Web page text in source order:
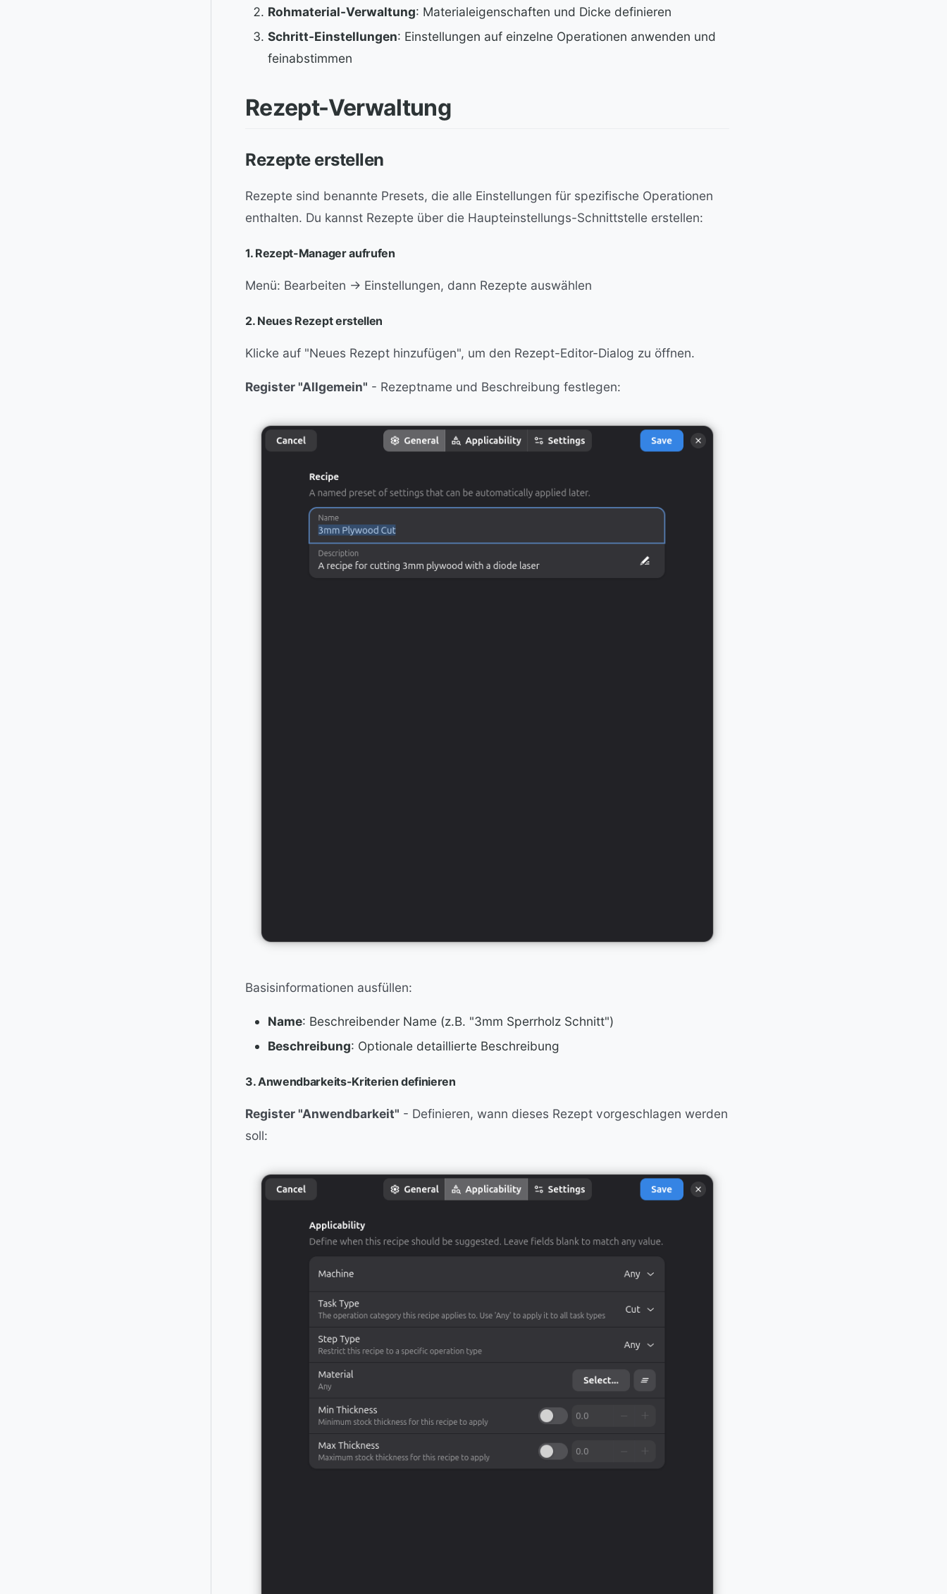
Rohmaterial-Verwaltung: Materialeigenschaften und Dicke definieren
Schritt-Einstellungen: Einstellungen auf einzelne Operationen anwenden und
feinabstimmen
Rezept-Verwaltung
Rezepte erstellen
Rezepte sind benannte Presets, die alle Einstellungen für spezifische Operationen
enthalten. Du kannst Rezepte über die Haupteinstellungs-Schnittstelle erstellen:
1. Rezept-Manager aufrufen
Menü: Bearbeiten → Einstellungen, dann Rezepte auswählen
2. Neues Rezept erstellen
Klicke auf "Neues Rezept hinzufügen", um den Rezept-Editor-Dialog zu öffnen.
Register "Allgemein" - Rezeptname und Beschreibung festlegen:
Basisinformationen ausfüllen:
Name: Beschreibender Name (z.B. "3mm Sperrholz Schnitt")
Beschreibung: Optionale detaillierte Beschreibung
3. Anwendbarkeits-Kriterien definieren
Register "Anwendbarkeit" - Definieren, wann dieses Rezept vorgeschlagen werden
soll: